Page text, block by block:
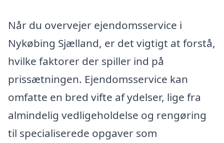
Når du overvejer ejendomsservice i
Nykøbing Sjælland, er det vigtigt at forstå,
hvilke faktorer der spiller ind på
prissætningen. Ejendomsservice kan
omfatte en bred vifte af ydelser, lige fra
almindelig vedligeholdelse og rengøring
til specialiserede opgaver som